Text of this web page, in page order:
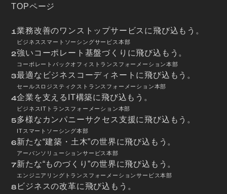
TOPページ
1業務改善のワンストップサービスに飛び込もう。
ビジネススマートソーシングサービス本部
2強いコーポレート基盤づくりに飛び込もう。
コーポレートバックオフィストランスフォーメーション本部
3最適なビジネスコーディネートに飛び込もう。
セールスロジスティクストランスフォーメーション本部
4企業を支えるIT構築に飛び込もう。
ビジネスITトランスフォーメーション本部
5多様なカンパニーサクセス支援に飛び込もう。
ITスマートソーシング本部
6新たな“建築・土木”の世界に飛び込もう。
アーバンソリューションサービス本部
7新たな“ものづくり”の世界に飛び込もう。
エンジニアリングトランスフォーメーションサービス本部
8 ビジネスの改革に飛び込もう。